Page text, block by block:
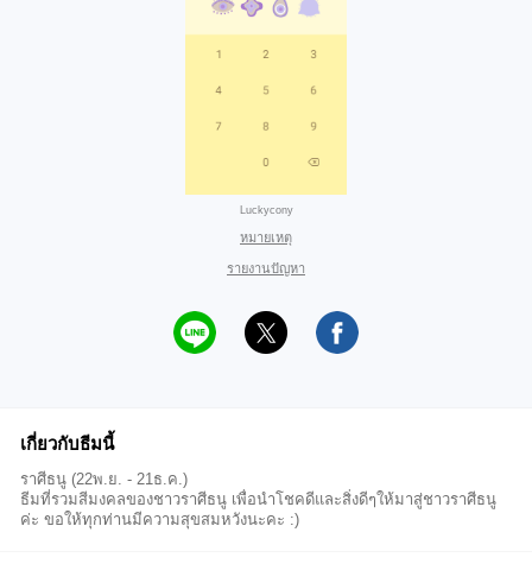
Luckycony
หมายเหตุ
รายงานปัญหา
เกี่ยวกับธีมนี้
ราศีธนู (22พ.ย. - 21ธ.ค.)
ธีมที่รวมสีมงคลของชาวราศีธนู เพื่อนำโชคดีและสิ่งดีๆให้มาสู่ชาวราศีธนู
ค่ะ ขอให้ทุกท่านมีความสุขสมหวังนะคะ :)